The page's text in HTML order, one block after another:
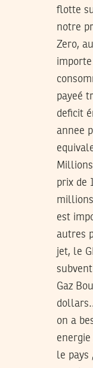
flotte
notre
Zero,
payeé
deficit
annee
prix de
est
autres
jet, le
Gaz
on a
le pays